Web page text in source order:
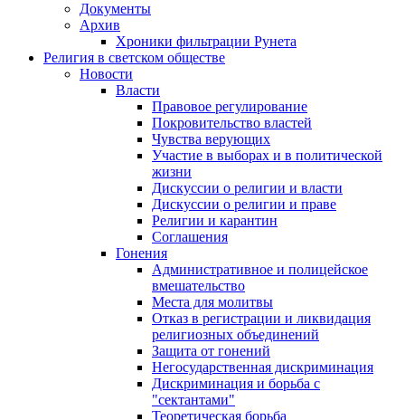
Документы
Архив
Хроники фильтрации Рунета
Религия в светском обществе
Новости
Власти
Правовое регулирование
Покровительство властей
Чувства верующих
Участие в выборах и в политической
жизни
Дискуссии о религии и власти
Дискуссии о религии и праве
Религии и карантин
Соглашения
Гонения
Административное и полицейское
вмешательство
Места для молитвы
Отказ в регистрации и ликвидация
религиозных объединений
Защита от гонений
Негосударственная дискриминация
Дискриминация и борьба с
"сектантами"
Теоретическая борьба